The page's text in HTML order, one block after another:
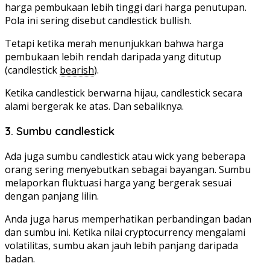
harga pembukaan lebih tinggi dari harga penutupan.
Pola ini sering disebut candlestick bullish.
Tetapi ketika merah menunjukkan bahwa harga
pembukaan lebih rendah daripada yang ditutup
(candlestick bearish).
Ketika candlestick berwarna hijau, candlestick secara
alami bergerak ke atas. Dan sebaliknya.
3. Sumbu candlestick
Ada juga sumbu candlestick atau wick yang beberapa
orang sering menyebutkan sebagai bayangan. Sumbu
melaporkan fluktuasi harga yang bergerak sesuai
dengan panjang lilin.
Anda juga harus memperhatikan perbandingan badan
dan sumbu ini. Ketika nilai cryptocurrency mengalami
volatilitas, sumbu akan jauh lebih panjang daripada
badan.